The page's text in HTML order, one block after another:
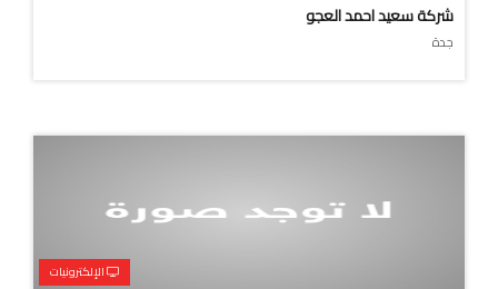
شركة سعيد احمد العجو
جدة
الإلكترونيات